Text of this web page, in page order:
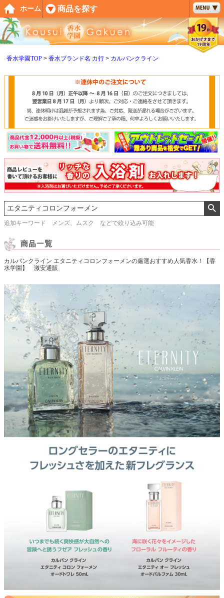
香水学園TOP 香水ブランド名 カ行 カルバンクライン
追加キーワード メンズ、ムスク などで絞り込み可能
カルバンクライン エタニティコロンフォーメンの厳選おすすめ人気香水！【香
水学園】 激安通販
ペー
ジト
ップ
へ
ホーム 商品を探す